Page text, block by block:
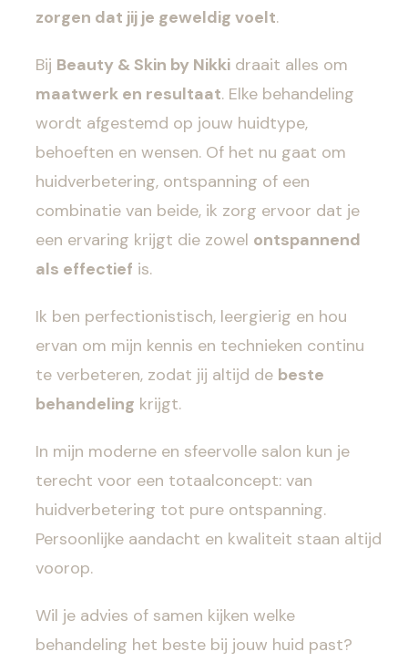
zorgen dat jij je geweldig voelt.
Bij Beauty & Skin by Nikki draait alles om
maatwerk en resultaat. Elke behandeling
wordt afgestemd op jouw huidtype,
behoeften en wensen. Of het nu gaat om
huidverbetering, ontspanning of een
combinatie van beide, ik zorg ervoor dat je
een ervaring krijgt die zowel ontspannend
als effectief is.
Ik ben perfectionistisch, leergierig en hou
ervan om mijn kennis en technieken continu
te verbeteren, zodat jij altijd de beste
behandeling krijgt.
In mijn moderne en sfeervolle salon kun je
terecht voor een totaalconcept: van
huidverbetering tot pure ontspanning.
Persoonlijke aandacht en kwaliteit staan altijd
voorop.
Wil je advies of samen kijken welke
behandeling het beste bij jouw huid past?